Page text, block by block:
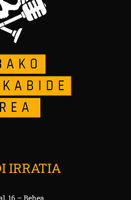
IRRATIA
16 – Behea